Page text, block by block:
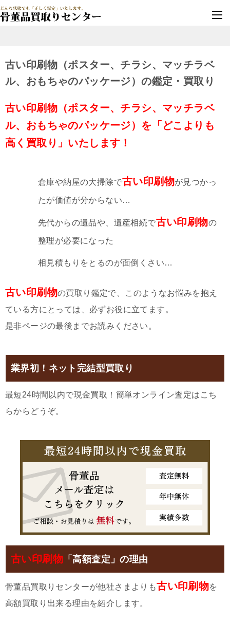
古い印刷物（ポスター、チラシ、マッチラベ
ル、おもちゃのパッケージ）の鑑定・買取り
古い印刷物（ポスター、チラシ、マッチラベ
ル、おもちゃのパッケージ）を「どこよりも
高く買取り」いたします！
倉庫や納屋の大掃除で古い印刷物が見つかっ
たが価値が分からない…
先代からの遺品や、遺産相続で古い印刷物の
整理が必要になった
相見積もりをとるのが面倒くさい…
古い印刷物の買取り鑑定で、このようなお悩みを抱え
ている方にとっては、必ずお役に立てます。
是非ページの最後までお読みください。
業界初！ネット完結型買取り
最短24時間以内で現金買取！簡単オンライン査定はこち
らからどうぞ。
古い印刷物 「高額査定」の理由
骨董品買取りセンターが他社さまよりも古い印刷物を
高額買取り出来る理由を紹介します。